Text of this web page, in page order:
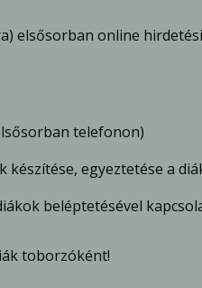
elsősorban online
telefonon)
egyeztetése a
beléptetésével
toborzóként!